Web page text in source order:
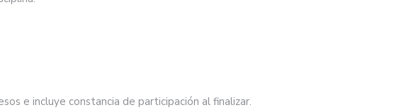
e incluye constancia de participación al finalizar.